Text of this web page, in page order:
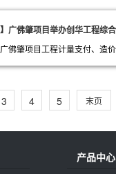
3 4 5 6
末页
产品中心